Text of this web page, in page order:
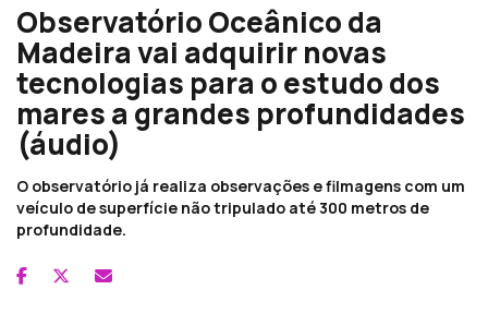
Observatório Oceânico da
Madeira vai adquirir novas
tecnologias para o estudo dos
mares a grandes profundidades
(áudio)
O observatório já realiza observações e filmagens com um
veículo de superfície não tripulado até 300 metros de
profundidade.